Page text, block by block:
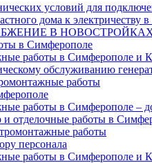
условий для
дома к
В
в Симферополе
работы в Симферополе и
обслуживанию
работы
работы в Симферополе –
и отделочные работы в
работы
персонала
работы в Симферополе и